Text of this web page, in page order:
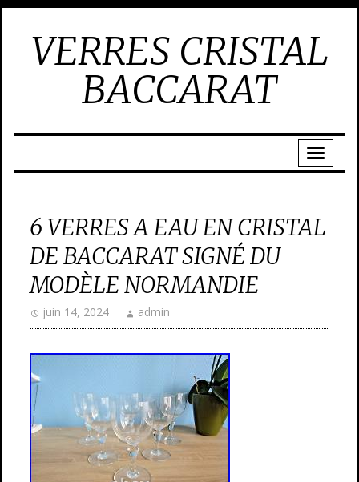
VERRES CRISTAL
BACCARAT
6 VERRES A EAU EN CRISTAL
DE BACCARAT SIGNÉ DU
MODÈLE NORMANDIE
juin 14, 2024 admin